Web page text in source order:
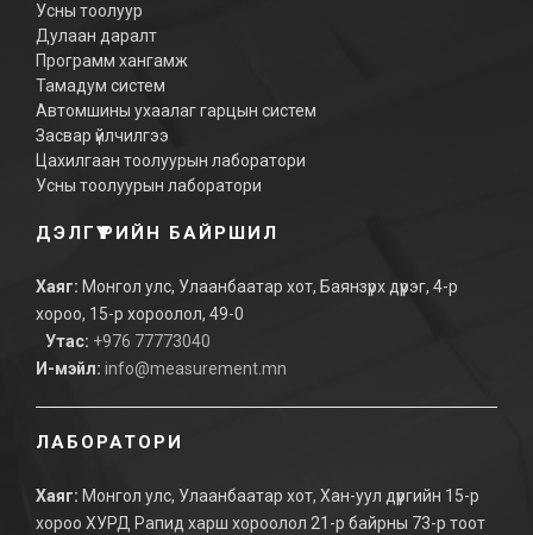
Усны тоолуур
Дулаан даралт
Программ хангамж
Тамадум систем
Автомшины ухаалаг гарцын систем
Засвар үйлчилгээ
Цахилгаан тоолуурын лаборатори
Усны тоолуурын лаборатори
ДЭЛГҮҮРИЙН БАЙРШИЛ
Хаяг: Монгол улс, Улаанбаатар хот, Баянзүрх дүүрэг, 4-р
хороо, 15-р хороолол, 49-0
Утас: +976 77773040
И-мэйл: info@measurement.mn
ЛАБОРАТОРИ
Хаяг: Монгол улс, Улаанбаатар хот, Хан-уул дүүргийн 15-р
хороо ХУРД Рапид харш хороолол 21-р байрны 73-р тоот